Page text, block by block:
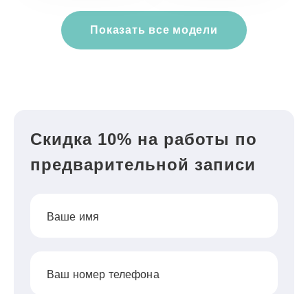
Показать все модели
Скидка 10% на работы по
предварительной записи
Ваше имя
Ваш номер телефона